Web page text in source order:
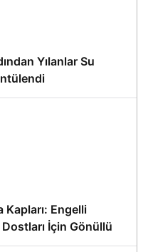
Yılanlar Su
Kapları: Engelli
İçin Gönüllü